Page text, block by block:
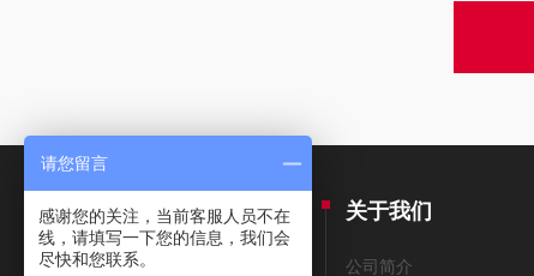
产品中心
THERMAX测温纸
关于我们
公司简介
请您留言
感谢您的关注，当前客服人员不在
线，请填写一下您的信息，我们会
尽快和您联系。